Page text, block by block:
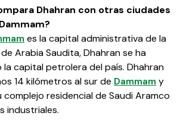
Dhahran con otras ciudades
es la capital administrativa de la
Arabia Saudita, Dhahran se ha
capital petrolera del país. Dhahran
14 kilómetros al sur de Dammam y
residencial de Saudi Aramco
industriales.